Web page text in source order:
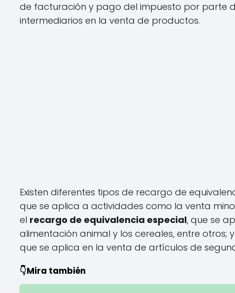
de facturación y pago del impuesto por parte
intermediarios en la venta de productos.
Existen diferentes tipos de recargo de
que se aplica a actividades como la venta
el recargo de equivalencia especial, que se
alimentación animal y los cereales, entre otros;
que se aplica en la venta de artículos de
👇Mira también